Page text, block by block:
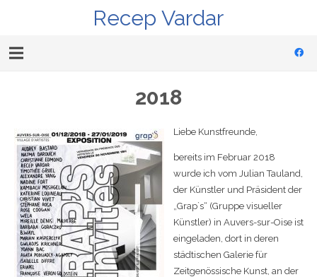
Recep Vardar
2018
Liebe Kunstfreunde,
bereits im Februar 2018
wurde ich vom Julian Tauland,
der Künstler und Präsident der
„Grap`s“ (Gruppe visueller
Künstler) in Auvers-sur-Oise ist
eingeladen, dort in deren
städtischen Galerie für
Zeitgenössische Kunst, an der